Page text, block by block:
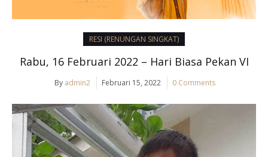
RESI (RENUNGAN SINGKAT)
Rabu, 16 Februari 2022 – Hari Biasa Pekan VI
By admin2 Februari 15, 2022 0 Comments